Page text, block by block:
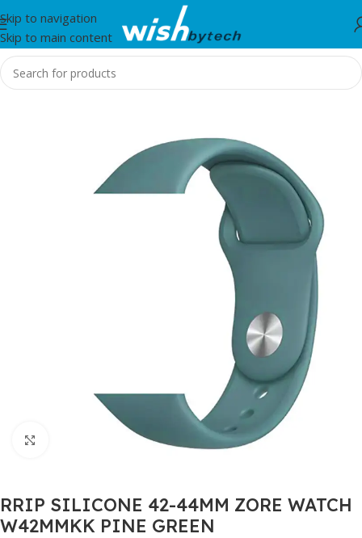
Skip to navigation
Skip to main content
Home/Zore
RRIP SILICONE 42-44MM ZORE WATCH
W42MMKK PINE GREEN